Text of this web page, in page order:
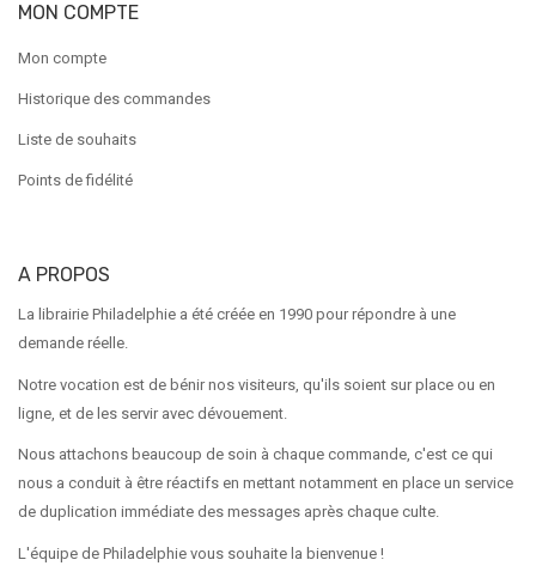
MON COMPTE
Mon compte
Historique des commandes
Liste de souhaits
Points de fidélité
A PROPOS
La librairie Philadelphie a été créée en 1990 pour répondre à une
demande réelle.
Notre vocation est de bénir nos visiteurs, qu'ils soient sur place ou en
ligne, et de les servir avec dévouement.
Nous attachons beaucoup de soin à chaque commande, c'est ce qui
nous a conduit à être réactifs en mettant notamment en place un service
de duplication immédiate des messages après chaque culte.
L'équipe de Philadelphie vous souhaite la bienvenue !